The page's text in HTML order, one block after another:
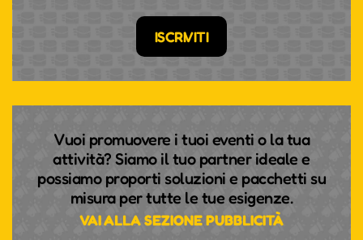
ISCRIVITI
Vuoi promuovere i tuoi eventi o la tua
attività? Siamo il tuo partner ideale e
possiamo proporti soluzioni e pacchetti su
misura per tutte le tue esigenze.
VAI ALLA SEZIONE PUBBLICITÀ